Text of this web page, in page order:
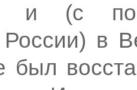
и (с
России) в
был